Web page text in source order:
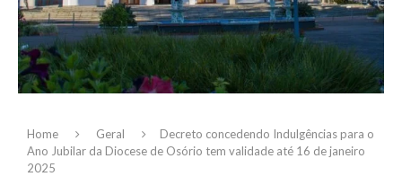
Home Geral
Decreto concedendo Indulgências para o
Ano Jubilar da Diocese de Osório tem validade até 16 de janeiro
2025